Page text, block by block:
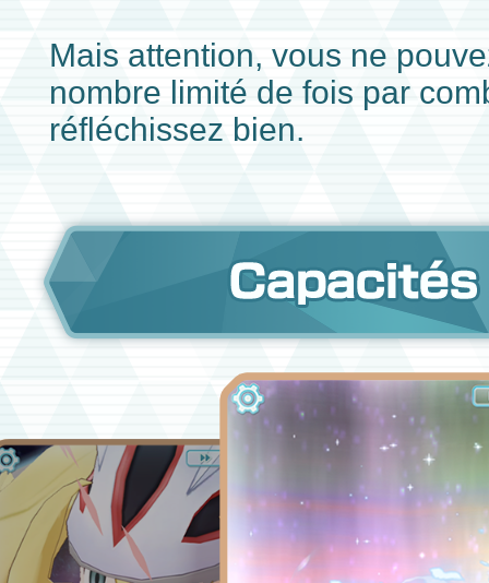
Mais attention, vous ne
nombre limité de fois par
réfléchissez bien.